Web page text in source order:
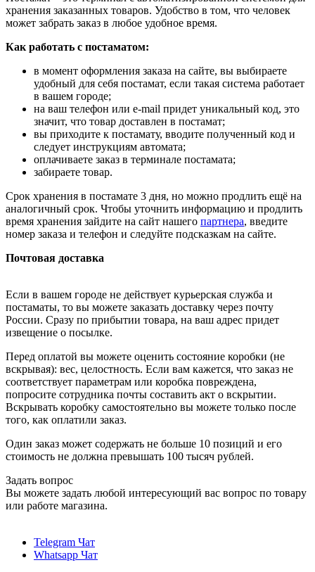
хранения заказанных товаров. Удобство в том, что человек
может забрать заказ в любое удобное время.
Как работать с постаматом:
в момент оформления заказа на сайте, вы выбираете
удобный для себя постамат, если такая система работает
в вашем городе;
на ваш телефон или e-mail придет уникальный код, это
значит, что товар доставлен в постамат;
вы приходите к постамату, вводите полученный код и
следует инструкциям автомата;
оплачиваете заказ в терминале постамата;
забираете товар.
Срок хранения в постамате 3 дня, но можно продлить ещё на
аналогичный срок. Чтобы уточнить информацию и продлить
время хранения зайдите на сайт нашего партнера, введите
номер заказа и телефон и следуйте подсказкам на сайте.
Почтовая доставка
Если в вашем городе не действует курьерская служба и
постаматы, то вы можете заказать доставку через почту
России. Сразу по прибытии товара, на ваш адрес придет
извещение о посылке.
Перед оплатой вы можете оценить состояние коробки (не
вскрывая): вес, целостность. Если вам кажется, что заказ не
соответствует параметрам или коробка повреждена,
попросите сотрудника почты составить акт о вскрытии.
Вскрывать коробку самостоятельно вы можете только после
того, как оплатили заказ.
Один заказ может содержать не больше 10 позиций и его
стоимость не должна превышать 100 тысяч рублей.
Задать вопрос
Вы можете задать любой интересующий вас вопрос по товару
или работе магазина.
Telegram Чат
Whatsapp Чат